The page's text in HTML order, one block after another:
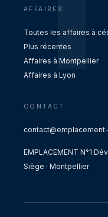
AFFAIRES
Toutes les affaires à
Plus récentes
Affaires à Montpellier
Affaires à Lyon
CONTACT
EMPLACEMENT N°1
Siège · Montpellier